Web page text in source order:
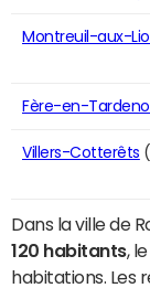
Montreuil-aux-
Fère-en-
Villers-Cotterêts
Dans la ville de
120 habitants,
habitations. Les